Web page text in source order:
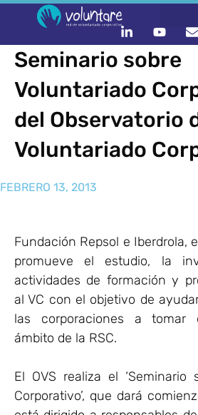
Seminario sobre
Voluntariado
del Observatorio
Voluntariado
FEBRERO 13, 2013
Fundación Repsol e Iberdrola,
promueve el estudio, la
actividades de formación y
al VC con el objetivo de
las corporaciones a tomar
ámbito de la RSC.
El OVS realiza el ‘Seminario
Corporativo’, que dará